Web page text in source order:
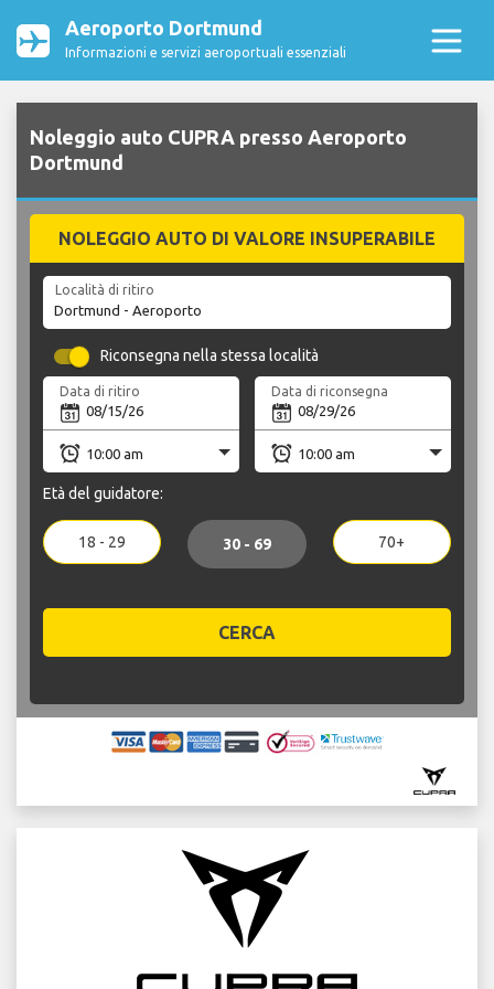
Aeroporto Dortmund
Informazioni e servizi aeroportuali essenziali
Noleggio auto CUPRA presso Aeroporto
Dortmund
NOLEGGIO AUTO DI VALORE INSUPERABILE
Località di ritiro
Riconsegna nella stessa località
Data di ritiro Data di riconsegna
Età del guidatore:
18 - 29 30 - 69 70+
CERCA